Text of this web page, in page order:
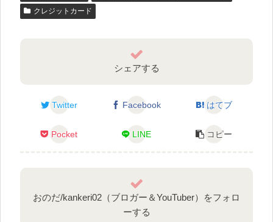
クレジットカード
シェアする
Twitter Facebook はてブ
Pocket LINE コピー
おのだ/kankeri02（ブロガー＆YouTuber）をフォロ
ーする